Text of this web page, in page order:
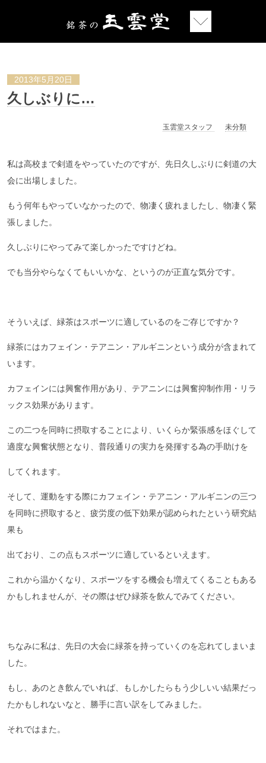
2013年5月20日
久しぶりに…
玉雲堂スタッフ 未分類
私は高校まで剣道をやっていたのですが、先日久しぶりに剣道の大
会に出場しました。
もう何年もやっていなかったので、物凄く疲れましたし、物凄く緊
張しました。
久しぶりにやってみて楽しかったですけどね。
でも当分やらなくてもいいかな、というのが正直な気分です。
そういえば、緑茶はスポーツに適しているのをご存じですか？
緑茶にはカフェイン・テアニン・アルギニンという成分が含まれて
います。
カフェインには興奮作用があり、テアニンには興奮抑制作用・リラ
ックス効果があります。
この二つを同時に摂取することにより、いくらか緊張感をほぐして
適度な興奮状態となり、普段通りの実力を発揮する為の手助けを
してくれます。
そして、運動をする際にカフェイン・テアニン・アルギニンの三つ
を同時に摂取すると、疲労度の低下効果が認められたという研究結
果も
出ており、この点もスポーツに適しているといえます。
これから温かくなり、スポーツをする機会も増えてくることもある
かもしれませんが、その際はぜひ緑茶を飲んでみてください。
ちなみに私は、先日の大会に緑茶を持っていくのを忘れてしまいま
した。
もし、あのとき飲んでいれば、もしかしたらもう少しいい結果だっ
たかもしれないなと、勝手に言い訳をしてみました。
それではまた。